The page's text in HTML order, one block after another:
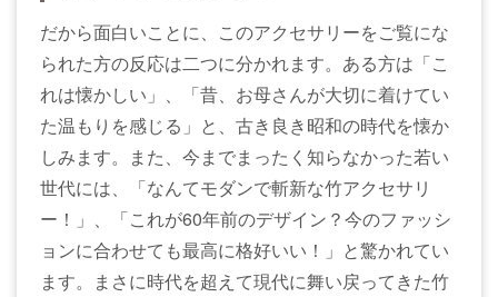
だから面白いことに、このアクセサリーをご覧にな
られた方の反応は二つに分かれます。ある方は「こ
れは懐かしい」、「昔、お母さんが大切に着けてい
た温もりを感じる」と、古き良き昭和の時代を懐か
しみます。また、今までまったく知らなかった若い
世代には、「なんてモダンで斬新な竹アクセサリ
ー！」、「これが60年前のデザイン？今のファッシ
ョンに合わせても最高に格好いい！」と驚かれてい
ます。まさに時代を超えて現代に舞い戻ってきた竹